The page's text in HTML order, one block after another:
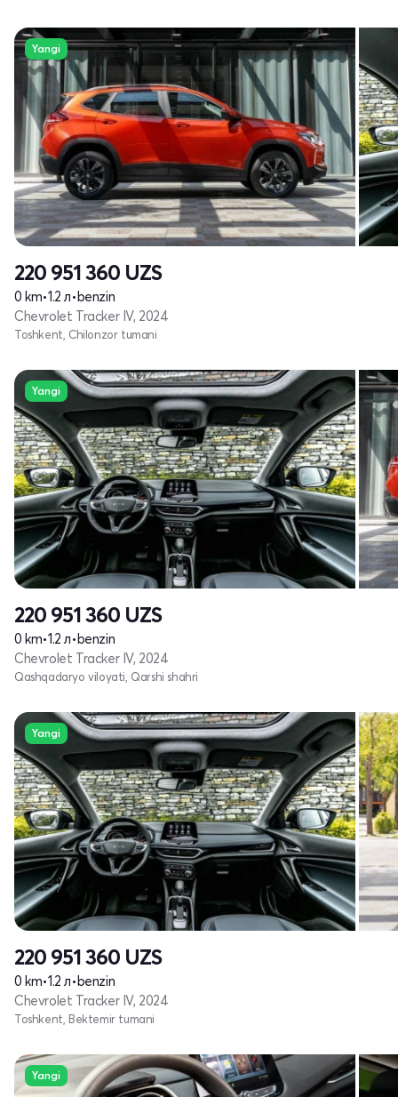
Yangi
220 951 360 UZS
0 km•1.2 л•benzin
Chevrolet Tracker IV, 2024
Toshkent, Chilonzor tumani
Yangi
220 951 360 UZS
0 km•1.2 л•benzin
Chevrolet Tracker IV, 2024
Qashqadaryo viloyati, Qarshi shahri
Yangi
220 951 360 UZS
0 km•1.2 л•benzin
Chevrolet Tracker IV, 2024
Toshkent, Bektemir tumani
Yangi